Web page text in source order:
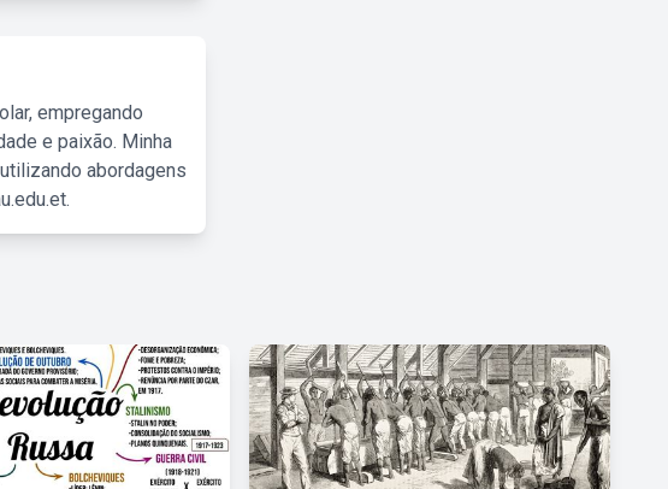
empregando
e paixão. Minha
abordagens